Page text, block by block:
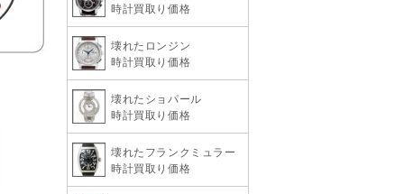
時計買取り価格
壊れたロンジン
時計買取り価格
壊れたショパール
時計買取り価格
壊れたフランクミュラー
時計買取り価格